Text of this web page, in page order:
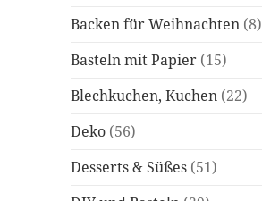
Backen für Weihnachten (8)
Basteln mit Papier (15)
Blechkuchen, Kuchen (22)
Deko (56)
Desserts & Süßes (51)